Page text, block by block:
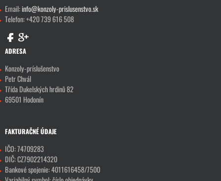
Email:info@konzoly-prislusenstvo.sk
Telefon: +420 739 616 508
ADRESA
Konzoly-príslušenstvo
Petr Chvál
Třída Dukelských hrdinů 82
69501 Hodonín
FAKTURAČNÉ ÚDAJE
IČO: 74709283
DIČ: CZ7902214320
Bankové spojenie: 4011616458/7500